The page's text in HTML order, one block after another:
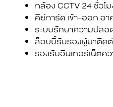
กล้อง CCTV 24 ชั่วโม
คีย์การ์ด เข้า-ออก อา
ระบบรักษาความปลอ
ล็อบบี้รับรองผู้มาติด
รองรับอินเทอร์เน็ตคว